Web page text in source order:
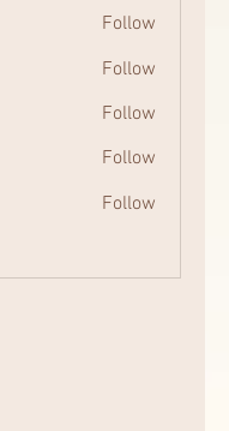
Follow
Follow
Follow
Follow
Follow